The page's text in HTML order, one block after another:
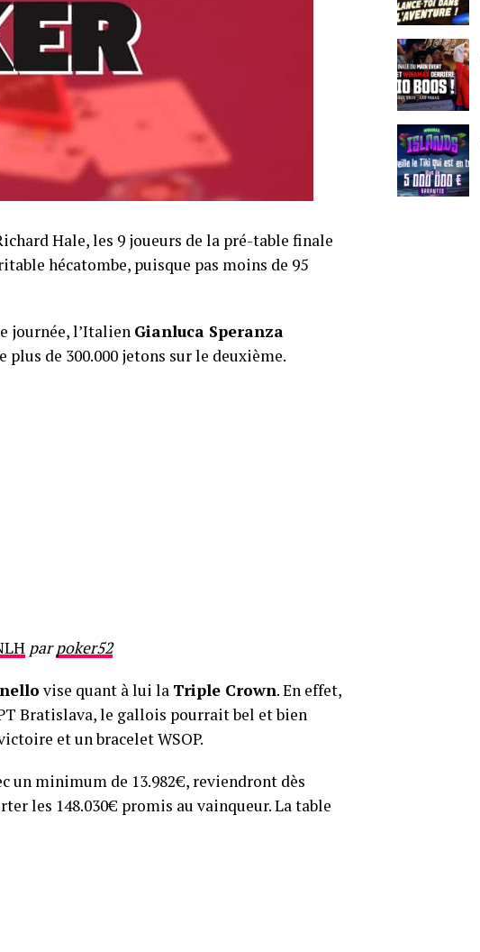
Hale, les 9 joueurs de la pré-table finale
hécatombe, puisque pas moins de 95
journée, l’Italien Gianluca Speranza
plus de 300.000 jetons sur le deuxième.
parpoker52
vise quant à lui la Triple Crown. En effet,
Bratislava, le gallois pourrait bel et bien
et un bracelet WSOP.
un minimum de 13.982€, reviendront dès
les 148.030€ promis au vainqueur. La table